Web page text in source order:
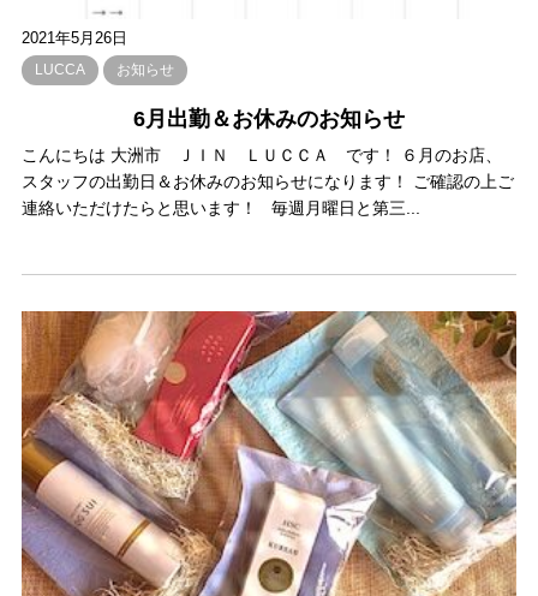
2021年5月26日
LUCCA お知らせ
6月出勤＆お休みのお知らせ
こんにちは 大洲市 ＪＩＮ ＬＵＣＣＡ です！ ６月のお店、
スタッフの出勤日＆お休みのお知らせになります！ ご確認の上ご
連絡いただけたらと思います！ 毎週月曜日と第三...